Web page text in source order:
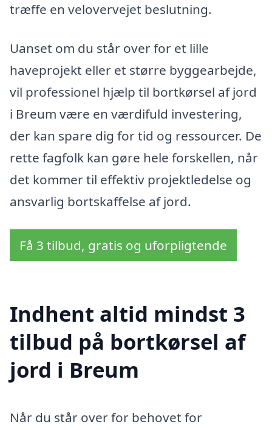
træffe en velovervejet beslutning.
Uanset om du står over for et lille
haveprojekt eller et større byggearbejde,
vil professionel hjælp til bortkørsel af jord
i Breum være en værdifuld investering,
der kan spare dig for tid og ressourcer. De
rette fagfolk kan gøre hele forskellen, når
det kommer til effektiv projektledelse og
ansvarlig bortskaffelse af jord.
Få 3 tilbud, gratis og uforpligtende
Indhent altid mindst 3
tilbud på bortkørsel af
jord i Breum
Når du står over for behovet for